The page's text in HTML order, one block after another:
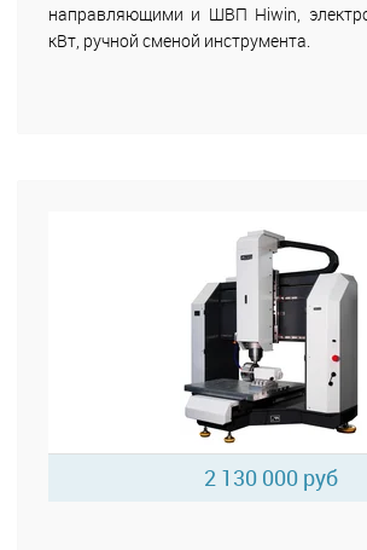
направляющими и ШВП Hiwin,
кВт, ручной сменой инструмента.
2 130 000 руб